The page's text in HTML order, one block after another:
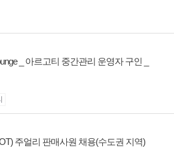
_ 아르고티 중간관리 운영자 구인 _
주얼리 판매사원 채용(수도권 지역)